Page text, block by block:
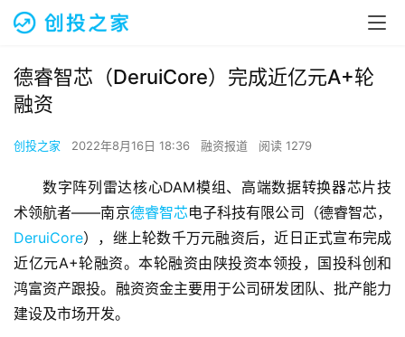
德睿智芯（DeruiCore）完成近亿元A+轮
融资
创投之家 2022年8月16日 18:36 融资报道 阅读 1279
数字阵列雷达核心DAM模组、高端数据转换器芯片技
术领航者——南京德睿智芯电子科技有限公司（德睿智芯，
DeruiCore），继上轮数千万元融资后，近日正式宣布完成
近亿元A+轮融资。本轮融资由陕投资本领投，国投科创和
鸿富资产跟投。融资资金主要用于公司研发团队、批产能力
建设及市场开发。